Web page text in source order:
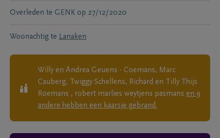
Overleden te GENK op 27/12/2020
Woonachtig te Lanaken
Willy en Andrea Geuens - Coemans, Marc
Cauberg, Twiggy Schellens, Richard en Tilly Thijs
Roemans , robert marlies weytjens pasmans en 9
andere hebben een kaarsje gebrand.